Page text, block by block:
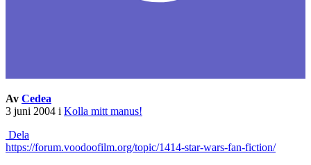
Av Cedea
3 juni 2004 i Kolla mitt manus!
Dela
https://forum.voodoofilm.org/topic/1414-star-wars-fan-fiction/